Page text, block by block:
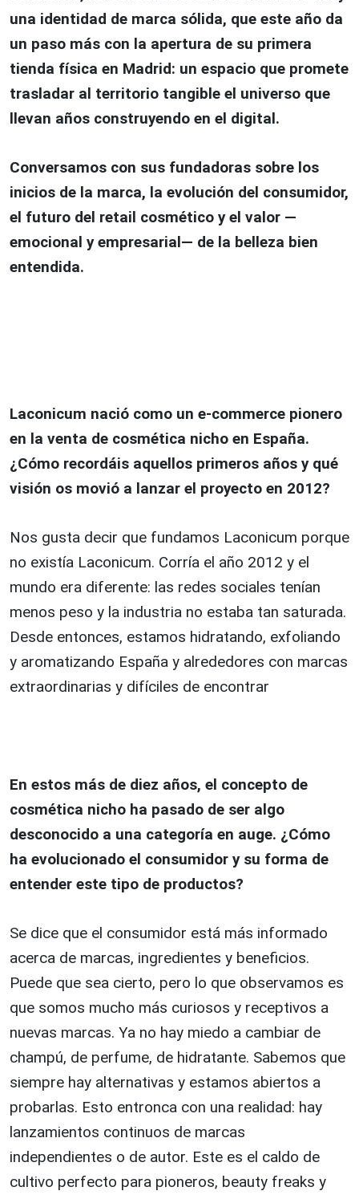
una identidad de marca sólida, que este año da
un paso más con la apertura de su primera
tienda física en Madrid: un espacio que promete
trasladar al territorio tangible el universo que
llevan años construyendo en el digital.
Conversamos con sus fundadoras sobre los
inicios de la marca, la evolución del consumidor,
el futuro del retail cosmético y el valor —
emocional y empresarial— de la belleza bien
entendida.
Laconicum nació como un e-commerce pionero
en la venta de cosmética nicho en España.
¿Cómo recordáis aquellos primeros años y qué
visión os movió a lanzar el proyecto en 2012?
Nos gusta decir que fundamos Laconicum porque
no existía Laconicum. Corría el año 2012 y el
mundo era diferente: las redes sociales tenían
menos peso y la industria no estaba tan saturada.
Desde entonces, estamos hidratando, exfoliando
y aromatizando España y alrededores con marcas
extraordinarias y difíciles de encontrar
En estos más de diez años, el concepto de
cosmética nicho ha pasado de ser algo
desconocido a una categoría en auge. ¿Cómo
ha evolucionado el consumidor y su forma de
entender este tipo de productos?
Se dice que el consumidor está más informado
acerca de marcas, ingredientes y beneficios.
Puede que sea cierto, pero lo que observamos es
que somos mucho más curiosos y receptivos a
nuevas marcas. Ya no hay miedo a cambiar de
champú, de perfume, de hidratante. Sabemos que
siempre hay alternativas y estamos abiertos a
probarlas. Esto entronca con una realidad: hay
lanzamientos continuos de marcas
independientes o de autor. Este es el caldo de
cultivo perfecto para pioneros, beauty freaks y